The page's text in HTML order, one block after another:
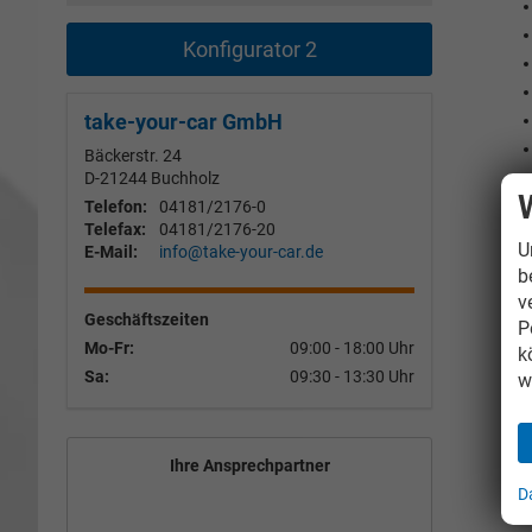
Konfigurator 2
take-your-car GmbH
Bäckerstr. 24
D-21244 Buchholz
Telefon:
04181/2176-0
Telefax:
04181/2176-20
E-Mail:
info@take-your-car.de
Geschäftszeiten
Mo-Fr:
09:00 - 18:00 Uhr
Sa:
09:30 - 13:30 Uhr
Ihre Ansprechpartner